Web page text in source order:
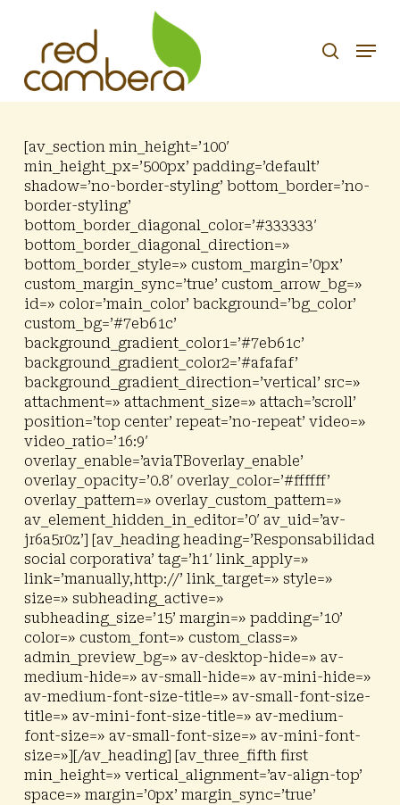
content
Menu
[av_section min_height=’100′
min_height_px=’500px’ padding=’default’
shadow=’no-border-styling’ bottom_border=’no-
border-styling’
bottom_border_diagonal_color=’#333333′
bottom_border_diagonal_direction=»
bottom_border_style=» custom_margin=’0px’
custom_margin_sync=’true’ custom_arrow_bg=»
id=» color=’main_color’ background=’bg_color’
custom_bg=’#7eb61c’
background_gradient_color1=’#7eb61c’
background_gradient_color2=’#afafaf’
background_gradient_direction=’vertical’ src=»
attachment=» attachment_size=» attach=’scroll’
position=’top center’ repeat=’no-repeat’ video=»
video_ratio=’16:9′
overlay_enable=’aviaTBoverlay_enable’
overlay_opacity=’0.8′ overlay_color=’#ffffff’
overlay_pattern=» overlay_custom_pattern=»
av_element_hidden_in_editor=’0′ av_uid=’av-
jr6a5r0z’] [av_heading heading=’Responsabilidad
social corporativa’ tag=’h1′ link_apply=»
link=’manually,http://’ link_target=» style=»
size=» subheading_active=»
subheading_size=’15’ margin=» padding=’10’
color=» custom_font=» custom_class=»
admin_preview_bg=» av-desktop-hide=» av-
medium-hide=» av-small-hide=» av-mini-hide=»
av-medium-font-size-title=» av-small-font-size-
title=» av-mini-font-size-title=» av-medium-
font-size=» av-small-font-size=» av-mini-font-
size=»][/av_heading] [av_three_fifth first
min_height=» vertical_alignment=’av-align-top’
space=» margin=’0px’ margin_sync=’true’